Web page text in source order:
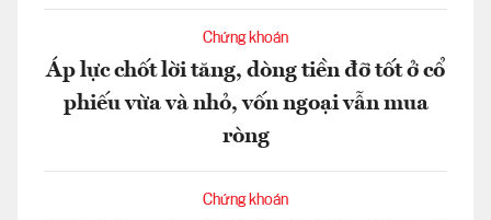
Chứng khoán
Áp lực chốt lời tăng, dòng tiền đỡ tốt ở cổ
phiếu vừa và nhỏ, vốn ngoại vẫn mua
ròng
Chứng khoán